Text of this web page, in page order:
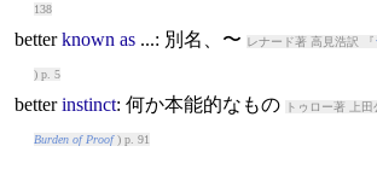
138
better known as...: 別名、〜 レナード著 高見浩訳 『
) p. 5
better instinct: 何か本能的なもの トゥロー著 上田
Burden of Proof) p. 91